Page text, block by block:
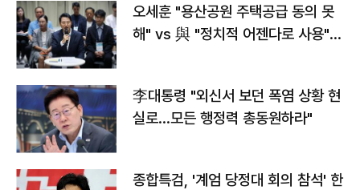
오세훈 "용산공원 주택공급 동의 못
해" vs 與 "정치적 어젠다로 사용"
李대통령 "외신서 보던 폭염 상황 현
실로…모든 행정력 총동원하라"
종합특검, '계엄 당정대 회의 참석' 한